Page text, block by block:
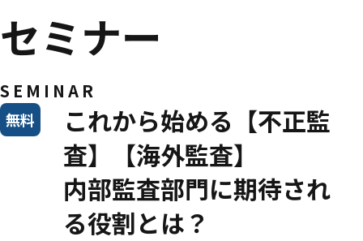
セミナー
SEMINAR
これから始める【不正監
査】【海外監査】
内部監査部門に期待され
る役割とは？
無料